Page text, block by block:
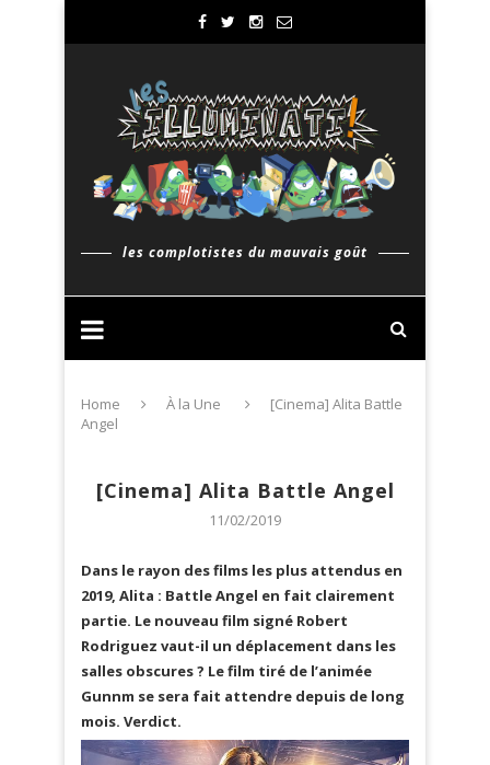
les complotistes du mauvais goût
Home À la Une
[Cinema] Alita Battle
Angel
[Cinema] Alita Battle Angel
11/02/2019
Dans le rayon des films les plus attendus en
2019, Alita : Battle Angel en fait clairement
partie. Le nouveau film signé Robert
Rodriguez vaut-il un déplacement dans les
salles obscures ? Le film tiré de l’animée
Gunnm se sera fait attendre depuis de long
mois. Verdict.